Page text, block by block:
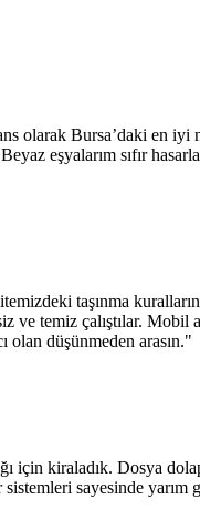
olarak Bursa’daki en iyi
eşyalarım sıfır
taşınma
ve temiz çalıştılar. Mobil
olan düşünmeden arasın."
için kiraladık. Dosya
sistemleri sayesinde yarım